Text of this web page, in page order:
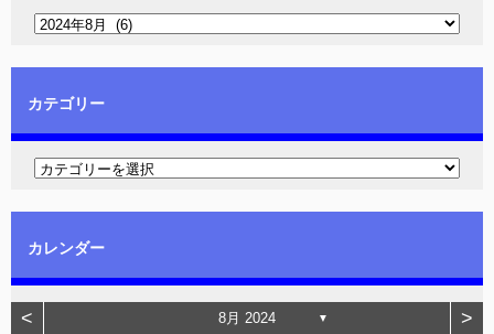
カテゴリー
カレンダー
< 8月 2024 ▼ >